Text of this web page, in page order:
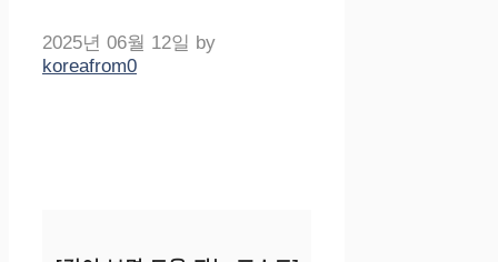
2025년 06월 12일 by
koreafrom0